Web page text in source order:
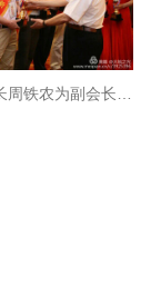
人大副委员长周铁农为副会长孔建超颁奖